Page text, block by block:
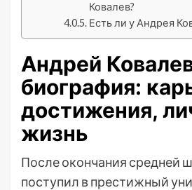
Ковалев?
Есть ли у Андрея
Андрей
биография:
достижения,
жизнь
После окончания средней
поступил в престижный